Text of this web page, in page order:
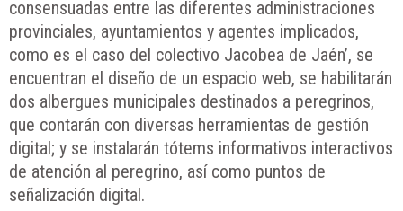
consensuadas entre las diferentes administraciones
provinciales, ayuntamientos y agentes implicados,
como es el caso del colectivo Jacobea de Jaén’, se
encuentran el diseño de un espacio web, se habilitarán
dos albergues municipales destinados a peregrinos,
que contarán con diversas herramientas de gestión
digital; y se instalarán tótems informativos interactivos
de atención al peregrino, así como puntos de
señalización digital.